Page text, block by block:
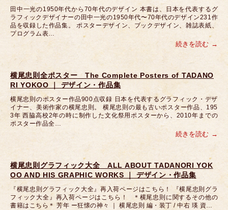
田中一光の1950年代から70年代のデザイン 本書は、日本を代表するグ
ラフィックデザイナーの田中一光の1950年代〜70年代のデザイン231作
品を収録した作品集。 ポスターデザイン、ブックデザイン、雑誌表紙、
プログラム表…
続きを読む
横尾忠則全ポスター The Complete Posters of TADANO
RI YOKOO ｜ デザイン・作品集
横尾忠則のポスター作品900点収録 日本を代表するグラフィック・デザ
イナー、美術作家の横尾忠則。 横尾忠則の最も古いポスター作品、195
3年 西脇高校2年の時に制作した文化祭用ポスターから、2010年までの
ポスター作品全…
続きを読む
横尾忠則グラフィック大全 ALL ABOUT TADANORI YOK
OO AND HIS GRAPHIC WORKS ｜ デザイン・作品集
『横尾忠則グラフィック大全』再入荷ページはこちら！ 『横尾忠則グラ
フィック大全』再入荷ページはこちら！ ＊横尾忠則に関するその他の
書籍はこちら＊ 芳年 ー狂懐の神々 ｜ 横尾忠則 編・装丁 / 中右 瑛 資…